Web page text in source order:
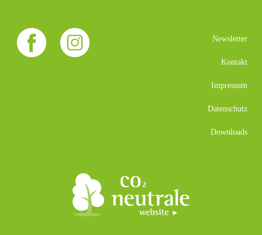
Newsletter
Kontakt
Impressum
Datenschutz
Downloads